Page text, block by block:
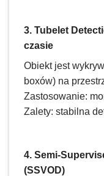
3. Tubelet
czasie
Obiekt jest
boxów) na
Zastosowanie:
Zalety: stabilna
4. Semi-
(SSVOD)